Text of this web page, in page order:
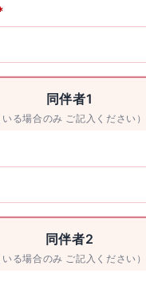
同伴者1
いる場合のみ ご記入ください）
同伴者2
いる場合のみ ご記入ください）
男性 女性